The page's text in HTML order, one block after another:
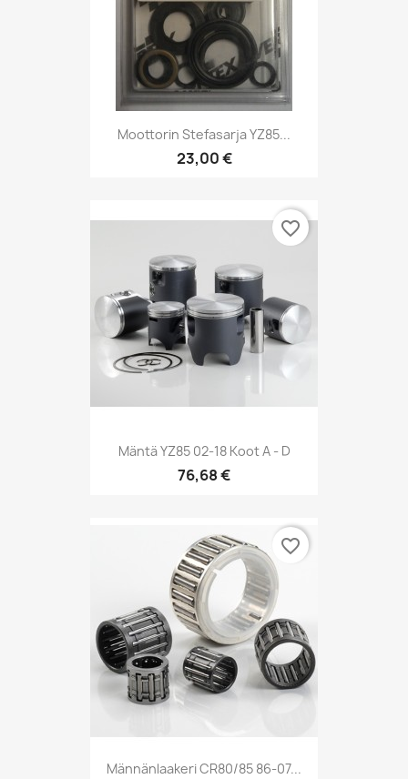
Moottorin Stefasarja YZ85...
23,00 €
Mäntä YZ85 02-18 Koot A - D
76,68 €
favorite_border
Männänlaakeri CR80/85 86-07...
favorite_border